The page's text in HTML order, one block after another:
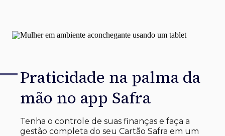
Praticidade na palma da
mão no app Safra
Tenha o controle de suas finanças e faça a
gestão completa do seu Cartão Safra em um